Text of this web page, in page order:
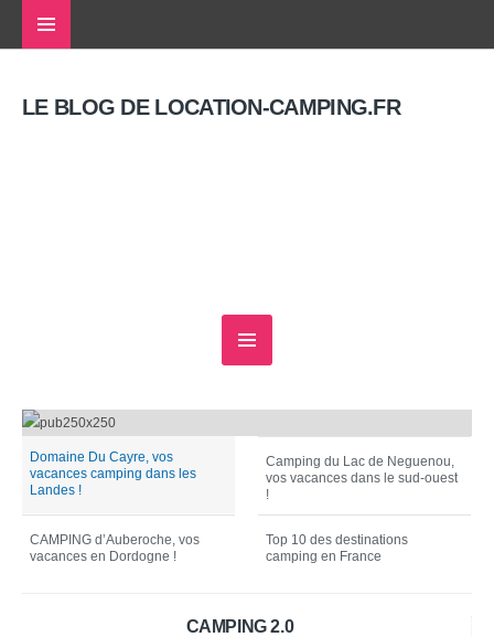
LE BLOG DE LOCATION-CAMPING.FR
Domaine Du Cayre, vos vacances
Domaine Du Cayre, vos
vacances camping dans les
Landes !
Camping du Lac de Neguenou,
vos vacances dans le sud-ouest
!
CAMPING d’Auberoche, vos
vacances en Dordogne !
Top 10 des destinations
camping en France
CAMPING 2.0